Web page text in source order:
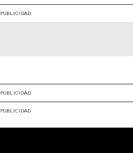
PUBLICIDAD
PUBLICIDAD
PUBLICIDAD